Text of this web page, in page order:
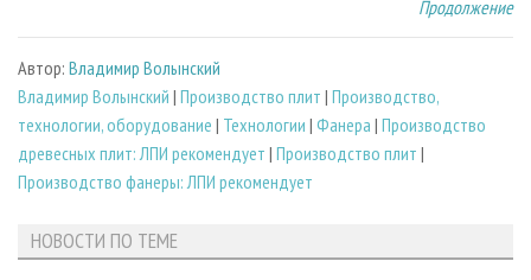
Продолжение
Автор: Владимир Волынский
Владимир Волынский | Производство плит | Производство,
технологии, оборудование | Технологии | Фанера | Производство
древесных плит: ЛПИ рекомендует | Производство плит |
Производство фанеры: ЛПИ рекомендует
НОВОСТИ ПО ТЕМЕ